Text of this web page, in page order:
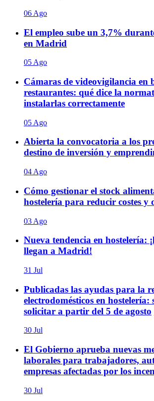
06 Ago
El empleo sube un 3,7%
en Madrid
05 Ago
Cámaras de videovigilancia en
restaurantes: qué dice la
instalarlas correctamente
05 Ago
Abierta la convocatoria a los
destino de inversión y
04 Ago
Cómo gestionar el stock
hostelería para reducir costes y
03 Ago
Nueva tendencia en hostelería:
llegan a Madrid!
31 Jul
Publicadas las ayudas para la
electrodomésticos en hostelería:
solicitar a partir del 5 de agosto
30 Jul
El Gobierno aprueba nuevas
laborales para trabajadores,
empresas afectadas por los
30 Jul